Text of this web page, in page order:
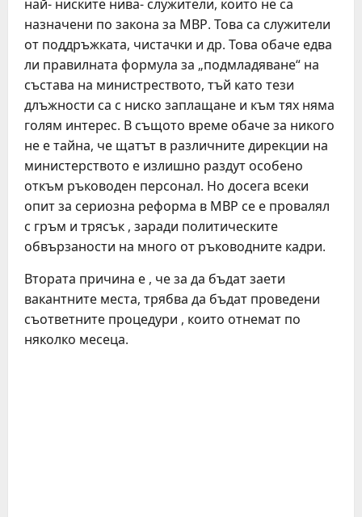
най- ниските нива- служители, които не са
назначени по закона за МВР. Това са служители
от поддръжката, чистачки и др. Това обаче едва
ли правилната формула за „подмладяване“ на
състава на министреството, тъй като тези
длъжности са с ниско заплащане и към тях няма
голям интерес. В същото време обаче за никого
не е тайна, че щатът в различните дирекции на
министерството е излишно раздут особено
откъм ръководен персонал. Но досега всеки
опит за сериозна реформа в МВР се е провалял
с гръм и трясък , заради политическите
обвързаности на много от ръководните кадри.
Втората причина е , че за да бъдат заети
вакантните места, трябва да бъдат проведени
съответните процедури , които отнемат по
няколко месеца.